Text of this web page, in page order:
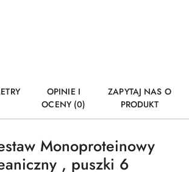
OPINIE I
OCENY (0)
ZAPYTAJ NAS O
PRODUKT
Monoproteinowy
, puszki 6